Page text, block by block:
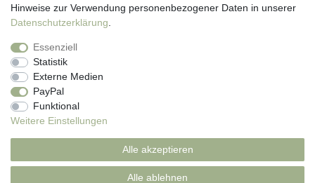
Mehr zu viasalutis
Beratungscenter Haut
News
Beliebte Produkte (Top 20)
Hinweise zur Verwendung personenbezogener Daten in unserer
Daten­schutz­erklärung
Essenziell
Statistik
Externe Medien
PayPal
Funktional
Weitere Einstellungen
Alle akzeptieren
Alle ablehnen
Impressum
Widerrufs­recht Kontakt